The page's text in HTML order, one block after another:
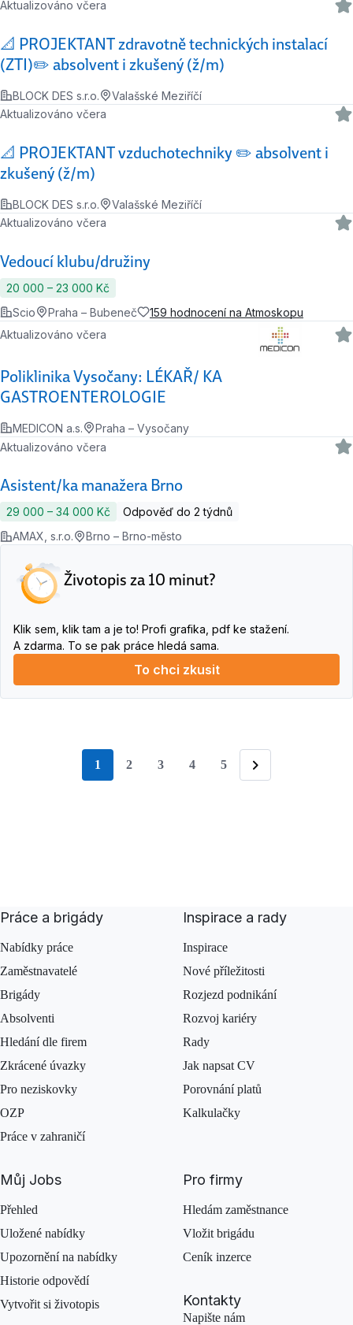
📐 PROJEKTANT zdravotně technických instalací
(ZTI)✏️ absolvent i zkušený (ž/m)
Aktualizováno včera
BLOCK DES s.r.o. Valašské Meziříčí
📐 PROJEKTANT vzduchotechniky ✏️ absolvent i
zkušený (ž/m)
Aktualizováno včera
BLOCK DES s.r.o. Valašské Meziříčí
Vedoucí klubu/družiny
Aktualizováno včera
20 000 ‍–‍ 23 000 Kč
Scio
Praha – Bubeneč 159 hodnocení na Atmoskopu
Poliklinika Vysočany: LÉKAŘ/ KA
GASTROENTEROLOGIE
Aktualizováno včera
MEDICON a.s. Praha – Vysočany
Asistent/ka manažera Brno
Aktualizováno včera
29 000 ‍–‍ 34 000 Kč
Odpověď do 2 týdnů
AMAX, s.r.o.
Brno – Brno-město
Životopis za 10 minut?
Klik sem, klik tam a je to! Profi grafika, pdf ke stažení.
A zdarma. To se pak práce hledá sama.
To chci zkusit
stránka
1 2 3 4 5
Následující
Práce a brigády
Nabídky práce
Zaměstnavatelé
Brigády
Absolventi
Hledání dle firem
Zkrácené úvazky
Pro neziskovky
OZP
Práce v zahraničí
Inspirace a rady
Inspirace
Nové příležitosti
Rozjezd podnikání
Rozvoj kariéry
Rady
Jak napsat CV
Porovnání platů
Kalkulačky
Můj Jobs
Přehled
Uložené nabídky
Upozornění na nabídky
Historie odpovědí
Vytvořit si životopis
Pro firmy
Hledám zaměstnance
Vložit brigádu
Ceník inzerce
Kontakty
Napište nám